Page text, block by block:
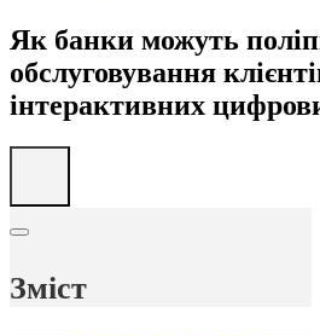
Як банки можуть
обслуговування
інтерактивних
Зміст